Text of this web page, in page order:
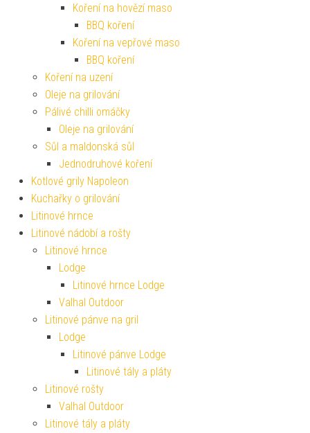
Koření na hovězí maso
BBQ koření
Koření na vepřové maso
BBQ koření
Koření na uzení
Oleje na grilování
Pálivé chilli omáčky
Oleje na grilování
Sůl a maldonská sůl
Jednodruhové koření
Kotlové grily Napoleon
Kuchařky o grilování
Litinové hrnce
Litinové nádobí a rošty
Litinové hrnce
Lodge
Litinové hrnce Lodge
Valhal Outdoor
Litinové pánve na gril
Lodge
Litinové pánve Lodge
Litinové tály a pláty
Litinové rošty
Valhal Outdoor
Litinové tály a pláty